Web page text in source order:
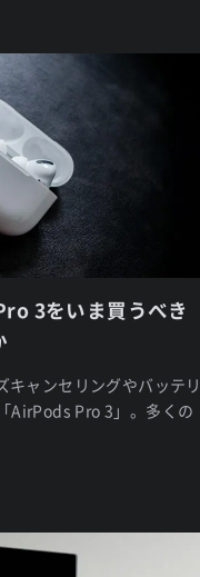
3をいま買うべき
キャンセリングやバッテリ
AirPods Pro 3」。多くの